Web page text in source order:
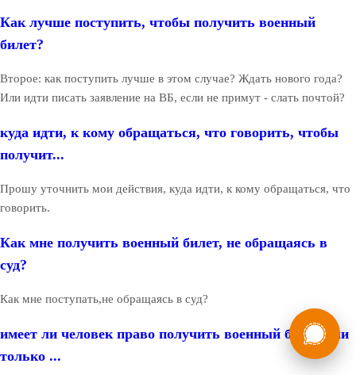
Как лучше поступить, чтобы получить военный
билет?
Второе: как поступить лучше в этом случае? Ждать нового года?
Или идти писать заявление на ВБ, если не примут - слать почтой?
куда идти, к кому обращаться, что говорить, чтобы
получит...
Прошу уточнить мои действия, куда идти, к кому обращаться, что
говорить.
Как мне получить военный билет, не обращаясь в
суд?
Как мне поступать,не обращаясь в суд?
имеет ли человек право получить военный билет или
только ...консультация